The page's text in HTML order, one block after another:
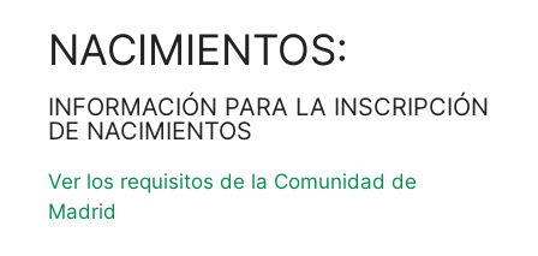
NACIMIENTOS:
INFORMACIÓN PARA LA INSCRIPCIÓN
DE NACIMIENTOS
Ver los requisitos de la Comunidad de
Madrid